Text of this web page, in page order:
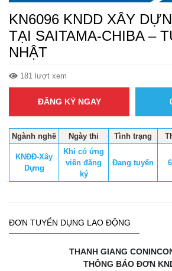
KN6096 KNDD XÂY
TẠI SAITAMA-CHIBA –
NHẬT
181 lượt xem
ĐĂNG KÝ NGAY
Ngành nghề Ngày thi Tình trạng
KNĐĐ-Xây
Dựng
Khi có ứng
viên đăng
ký
Đang tuyển
ĐƠN TUYỂN DỤNG LAO ĐỘNG
THANH GIANG
THÔNG BÁO ĐƠN